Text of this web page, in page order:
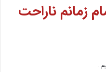
زمانم ناراحت
.